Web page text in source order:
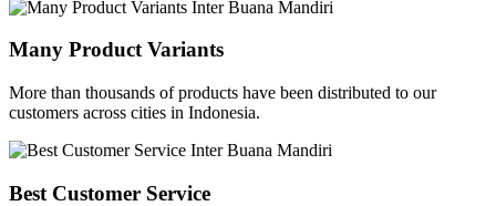
Many Product Variants
More than thousands of products have been distributed to our
customers across cities in Indonesia.
Best Customer Service